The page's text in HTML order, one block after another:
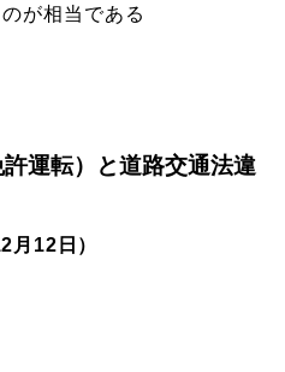
が相当である
許運転）と道路交通法違
月12日）